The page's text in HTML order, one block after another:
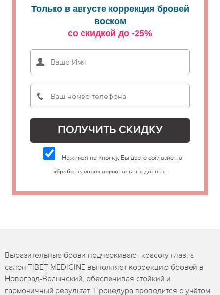
Только в августе коррекция бровей
воском
со скидкой до -25%
Нажимая на кнопку, Вы даете согласие на
обработку своих персональных данных.
Выразительные брови подчёркивают красоту глаз, а
салон TIBET-MEDICINE выполняет коррекцию бровей в
Новоград-Волынский, обеспечивая стойкий и
гармоничный результат. Процедура проводится с учётом